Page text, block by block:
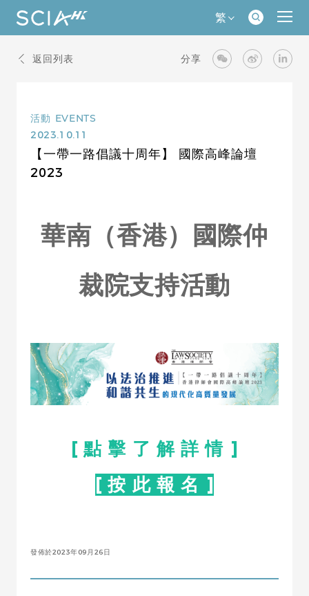
繁
返回列表 分享
活動 EVENTS
2023.10.11
【一帶一路倡議十周年】 國際高峰論壇
2023
華南（香港）國際仲
裁院支持活動
[ 點 擊 了 解 詳 情 ]
[ 按 此 報 名 ]
發佈於2023年09月26日